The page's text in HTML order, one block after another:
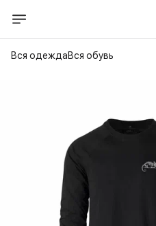
Вся одеждаВся обувь